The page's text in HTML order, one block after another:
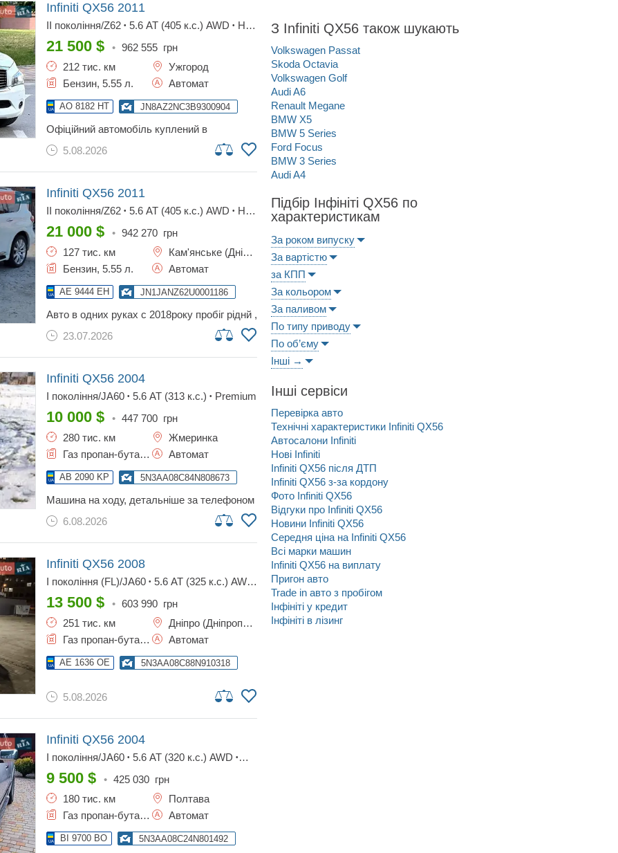
Infiniti QX56 2011
II покоління/Z62 • 5.6 AT (405 к.с.) AWD • Hi-
Tech
21 500 $ • 962 555 грн
212 тис. км
Ужгород
Бензин, 5.55 л.
Автомат
AO 8182 HT JN8AZ2NC3B9300904
офіційний автомобіль куплений в
зауважень чудовий преміальний
бензин без дтп повністю обслужений
5.08.2026
Infiniti QX56 2011
II покоління/Z62 • 5.6 AT (405 к.с.) AWD • Hi-
Tech
21 000 $ • 942 270 грн
127 тис. км
Кам'янське (Дніпродзержинськ)
Бензин, 5.55 л.
Автомат
AE 9444 EH JN1JANZ62U0001186
авто в одних руках с 2018року пробіг ріднй ,
повна коплектація вкладень.не потребуе
,авто у відміному стані.всі питання по
23.07.2026
Infiniti QX56 2004
I покоління/JA60 • 5.6 AT (313 к.с.) • Premium
10 000 $ • 447 700 грн
280 тис. км
Жмеринка
Газ пропан-бутан / Бензин, 5.6 л.
Автомат
AB 2090 KP 5N3AA08C84N808673
машина на ходу, детальніше за телефоном
6.08.2026
Infiniti QX56 2008
I покоління (FL)/JA60 • 5.6 AT (325 к.с.) AWD
Premium
13 500 $ • 603 990 грн
251 тис. км
Дніпро (Дніпропетровськ)
Газ пропан-бутан / Бензин
Автомат
AE 1636 OE 5N3AA08C88N910318
5.08.2026
Infiniti QX56 2004
I покоління/JA60 • 5.6 AT (320 к.с.) AWD •
Premium
9 500 $ • 425 030 грн
180 тис. км
Полтава
Газ пропан-бутан / Бензин, 5.6 л.
Автомат
BI 9700 BO 5N3AA08C24N801492
З Infiniti QX56 також шукають
Volkswagen Passat
Skoda Octavia
Volkswagen Golf
Audi A6
Renault Megane
BMW X5
BMW 5 Series
Ford Focus
BMW 3 Series
Audi A4
Підбір Інфініті QX56 по
характеристикам
За роком випуску
За вартістю
за КПП
За кольором
За паливом
По типу приводу
По об’єму
Інші →
Інші сервіси
Перевірка авто
Технічні характеристики Infiniti QX56
Автосалони Infiniti
Нові Infiniti
Infiniti QX56 після ДТП
Infiniti QX56 з-за кордону
Фото Infiniti QX56
Відгуки про Infiniti QX56
Новини Infiniti QX56
Середня ціна на Infiniti QX56
Всі марки машин
Infiniti QX56 на виплату
Пригон авто
Trade in авто з пробігом
Інфініті у кредит
Інфініті в лізинг